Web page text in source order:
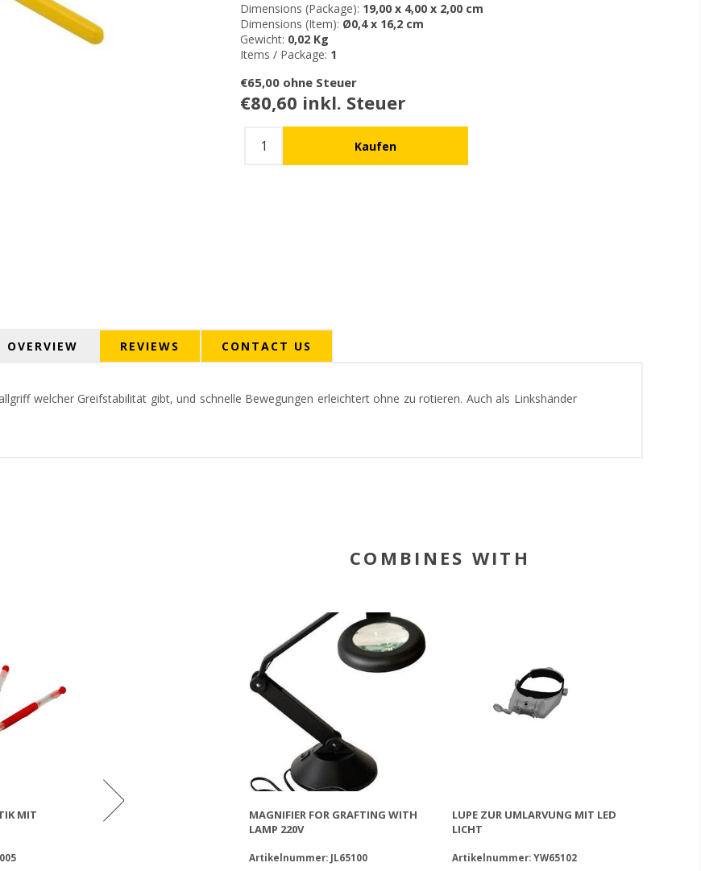
Dimensions (Package): 19,00 x 4,00 x 2,00 cm
Dimensions (Item): Ø0,4 x 16,2 cm
Gewicht: 0,02 Kg
Items / Package: 1
€65,00 ohne Steuer
€80,60 inkl. Steuer
OVERVIEW REVIEWS CONTACT US
welcher Greifstabilität gibt, und schnelle Bewegungen erleichtert ohne zu rotieren. Auch als Linkshänder
MIT
GRAFTING TOOL PLASTIC WITH
UMLARVNADEL INOX
Artikelnummer: SY65003
UMLARVNADEL PRO FÜR
Artikelnummer: SY6500L
COMBINES WITH
MAGNIFIER FOR GRAFTING WITH
LAMP 220V
Artikelnummer: JL65100
LUPE ZUR UMLARVUNG MIT LED
LICHT
Artikelnummer: YW65102